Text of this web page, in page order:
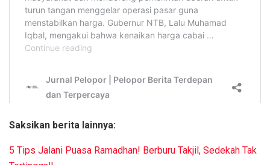
Saksikan berita lainnya:
5 Tips Jalani Puasa Ramadhan! Berburu Takjil, Sedekah Tak